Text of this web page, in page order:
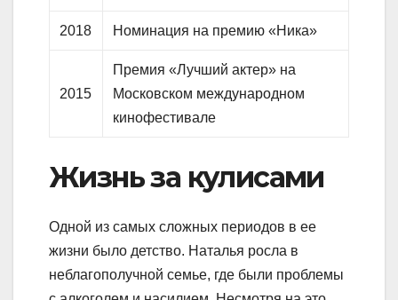
2018 Номинация на премию «Ника»
2015
Премия «Лучший актер» на
Московском международном
кинофестивале
Жизнь за кулисами
Одной из самых сложных периодов в ее
жизни было детство. Наталья росла в
неблагополучной семье, где были проблемы